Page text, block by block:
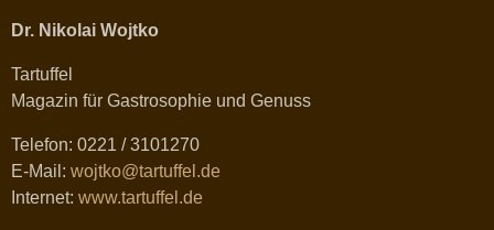
Dr. Nikolai Wojtko
Tartuffel
Magazin für Gastrosophie und Genuss
Telefon: 0221 / 3101270
E-Mail: wojtko@tartuffel.de
Internet: www.tartuffel.de